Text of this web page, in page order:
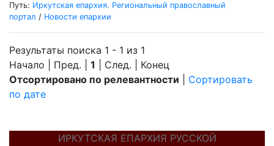
Путь: Иркутская епархия. Региональный православный
портал / Новости епархии
Результаты поиска 1 - 1 из 1
Начало | Пред. | 1 | След. | Конец
Отсортировано по релевантности
Сортировать
по дате
ИРКУТСКАЯ ЕПАРХИЯ РУССКОЙ